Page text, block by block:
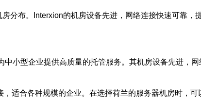
分布。Interxion的机房设备先进，网络连接快速可靠，
小型企业提供高质量的托管服务。其机房设备先进，网
适合各种规模的企业。在选择荷兰的服务器机房时，